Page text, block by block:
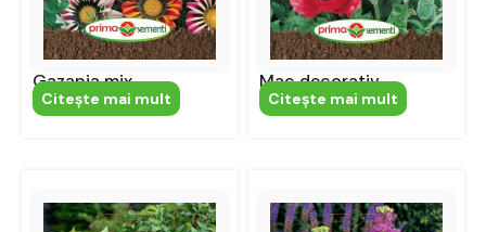
Gazania mix
Citeşte mai mult
Mac decorativ
Citeşte mai mult